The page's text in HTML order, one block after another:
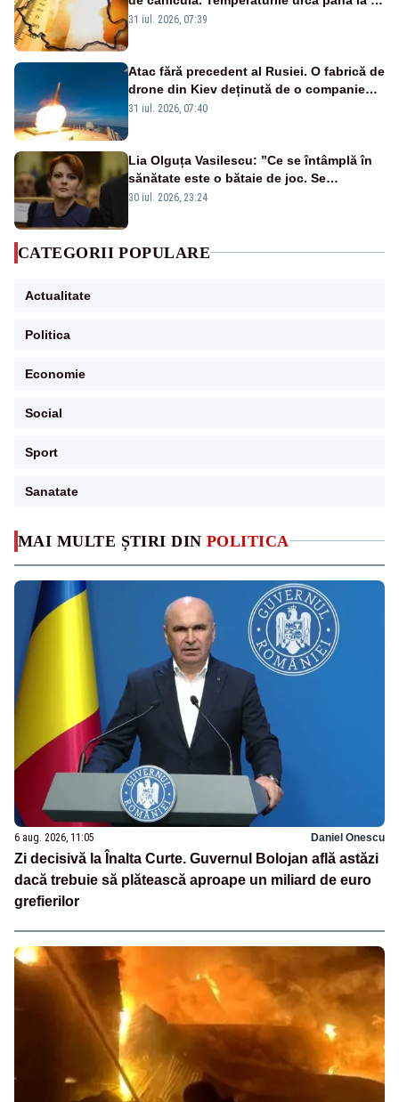
MAI MULTE ȘTIRI DIN POLITICA
6 aug. 2026, 11:05 Daniel Onescu
Zi decisivă la Înalta Curte. Guvernul Bolojan află astăzi
dacă trebuie să plătească aproape un miliard de euro
grefierilor
de grade, iar nopțile devin tropicale
31 iul. 2026, 07:39
Atac fără precedent al Rusiei. O fabrică de
drone din Kiev deținută de o companie
americană, distrusă de o rachetă
31 iul. 2026, 07:40
Lia Olguța Vasilescu: ”Ce se întâmplă în
sănătate este o bătaie de joc. Se
guvernează extraordinar de prost”
30 iul. 2026, 23:24
CATEGORII POPULARE
Actualitate
Politica
Economie
Social
Sport
Sanatate